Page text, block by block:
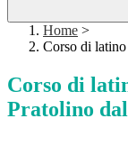
Home >
Corso di
Corso di
Pratolino